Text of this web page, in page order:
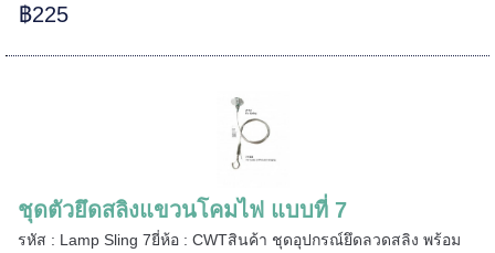
฿225
ชุดตัวยึดสลิงแขวนโคมไฟ แบบที่ 7
รหัส : Lamp Sling 7ยี่ห้อ : CWTสินค้า ชุดอุปกรณ์ยึดลวดสลิง พร้อม